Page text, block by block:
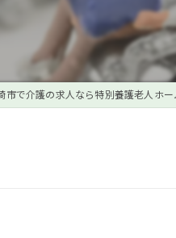
看護師
市で介護の求人なら特別養護老人ホ